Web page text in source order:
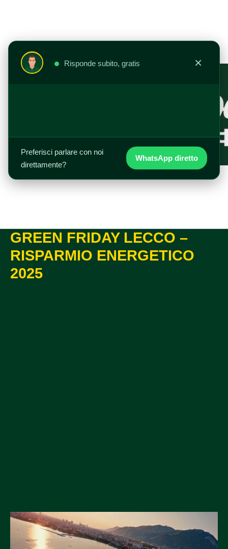
Risponde subito, gratis ×
Preferisci parlare con noi
direttamente?
WhatsApp diretto
GREEN FRIDAY LECCO –
RISPARMIO ENERGETICO
2025